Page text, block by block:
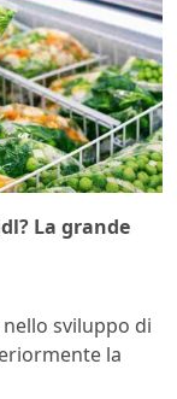
La grande
sviluppo di
la